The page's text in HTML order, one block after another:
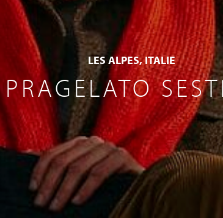
LES ALPES, ITALIE